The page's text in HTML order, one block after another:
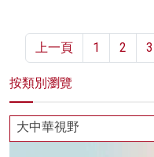
上一頁 1 2 3
按類別瀏覽
大中華視野